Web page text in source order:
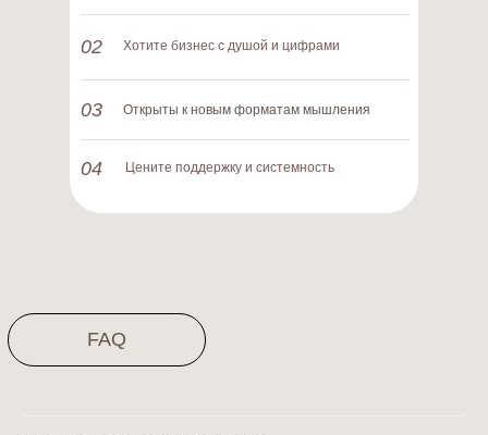
02
03
04 Цените поддержку и системность
Хотите бизнес с душой и цифрами
Открыты к новым форматам мышления